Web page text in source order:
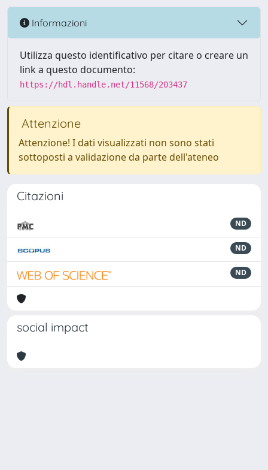
Informazioni
Utilizza questo identificativo per citare o creare un
link a questo documento:
https://hdl.handle.net/11568/203437
Attenzione
Attenzione! I dati visualizzati non sono stati
sottoposti a validazione da parte dell'ateneo
Citazioni
ND
ND
ND
social impact